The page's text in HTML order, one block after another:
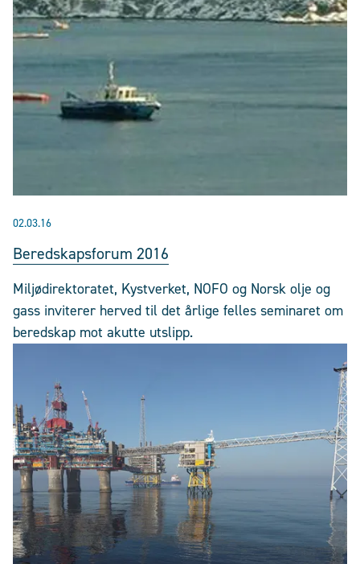
02.03.16
Beredskapsforum 2016
Miljødirektoratet, Kystverket, NOFO og Norsk olje og
gass inviterer herved til det årlige felles seminaret om
beredskap mot akutte utslipp.